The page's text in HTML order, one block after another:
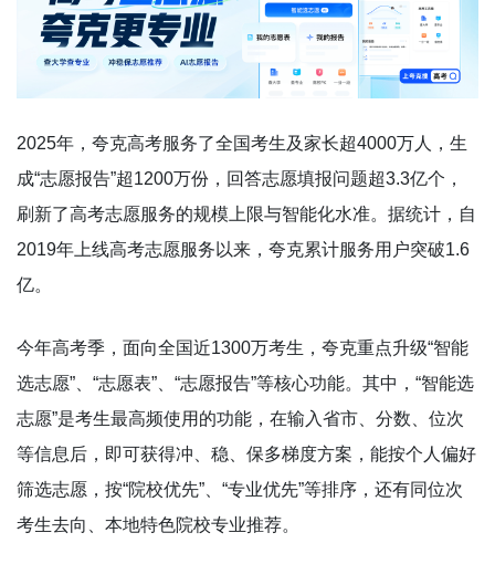
2025年，夸克高考服务了全国考生及家长超4000万人，生
成“志愿报告”超1200万份，回答志愿填报问题超3.3亿个，
刷新了高考志愿服务的规模上限与智能化水准。据统计，自
2019年上线高考志愿服务以来，夸克累计服务用户突破1.6
亿。
今年高考季，面向全国近1300万考生，夸克重点升级“智能
选志愿”、“志愿表”、“志愿报告”等核心功能。其中，“智能选
志愿”是考生最高频使用的功能，在输入省市、分数、位次
等信息后，即可获得冲、稳、保多梯度方案，能按个人偏好
筛选志愿，按“院校优先”、“专业优先”等排序，还有同位次
考生去向、本地特色院校专业推荐。